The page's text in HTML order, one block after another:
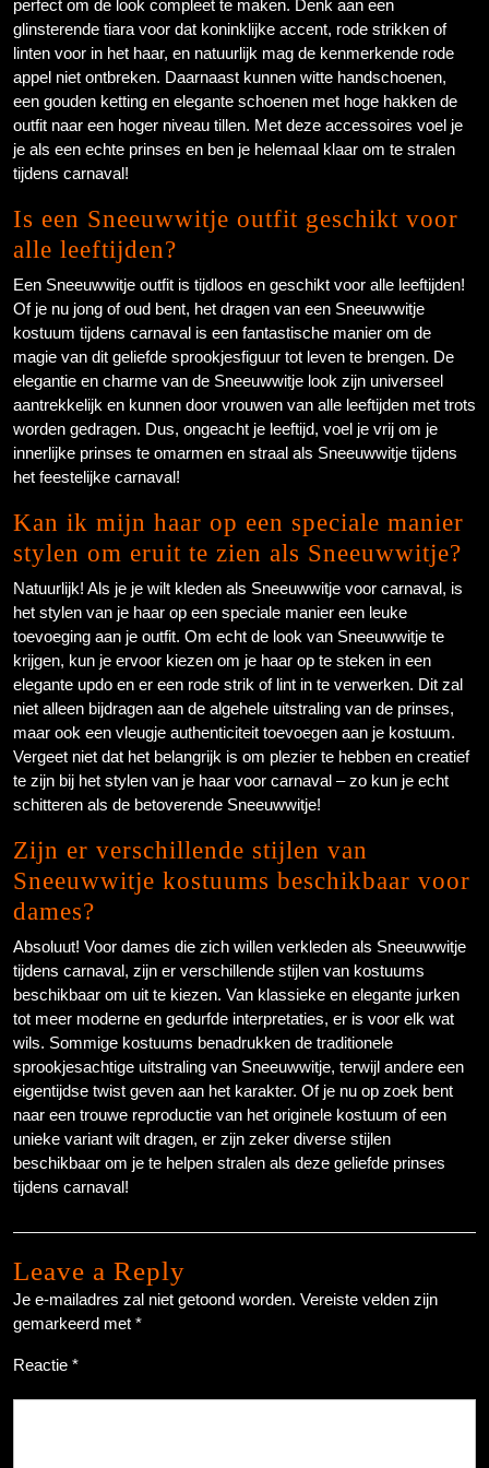
perfect om de look compleet te maken. Denk aan een
glinsterende tiara voor dat koninklijke accent, rode strikken of
linten voor in het haar, en natuurlijk mag de kenmerkende rode
appel niet ontbreken. Daarnaast kunnen witte handschoenen,
een gouden ketting en elegante schoenen met hoge hakken de
outfit naar een hoger niveau tillen. Met deze accessoires voel je
je als een echte prinses en ben je helemaal klaar om te stralen
tijdens carnaval!
Is een Sneeuwwitje outfit geschikt voor
alle leeftijden?
Een Sneeuwwitje outfit is tijdloos en geschikt voor alle leeftijden!
Of je nu jong of oud bent, het dragen van een Sneeuwwitje
kostuum tijdens carnaval is een fantastische manier om de
magie van dit geliefde sprookjesfiguur tot leven te brengen. De
elegantie en charme van de Sneeuwwitje look zijn universeel
aantrekkelijk en kunnen door vrouwen van alle leeftijden met trots
worden gedragen. Dus, ongeacht je leeftijd, voel je vrij om je
innerlijke prinses te omarmen en straal als Sneeuwwitje tijdens
het feestelijke carnaval!
Kan ik mijn haar op een speciale manier
stylen om eruit te zien als Sneeuwwitje?
Natuurlijk! Als je je wilt kleden als Sneeuwwitje voor carnaval, is
het stylen van je haar op een speciale manier een leuke
toevoeging aan je outfit. Om echt de look van Sneeuwwitje te
krijgen, kun je ervoor kiezen om je haar op te steken in een
elegante updo en er een rode strik of lint in te verwerken. Dit zal
niet alleen bijdragen aan de algehele uitstraling van de prinses,
maar ook een vleugje authenticiteit toevoegen aan je kostuum.
Vergeet niet dat het belangrijk is om plezier te hebben en creatief
te zijn bij het stylen van je haar voor carnaval – zo kun je echt
schitteren als de betoverende Sneeuwwitje!
Zijn er verschillende stijlen van
Sneeuwwitje kostuums beschikbaar voor
dames?
Absoluut! Voor dames die zich willen verkleden als Sneeuwwitje
tijdens carnaval, zijn er verschillende stijlen van kostuums
beschikbaar om uit te kiezen. Van klassieke en elegante jurken
tot meer moderne en gedurfde interpretaties, er is voor elk wat
wils. Sommige kostuums benadrukken de traditionele
sprookjesachtige uitstraling van Sneeuwwitje, terwijl andere een
eigentijdse twist geven aan het karakter. Of je nu op zoek bent
naar een trouwe reproductie van het originele kostuum of een
unieke variant wilt dragen, er zijn zeker diverse stijlen
beschikbaar om je te helpen stralen als deze geliefde prinses
tijdens carnaval!
Leave a Reply
Je e-mailadres zal niet getoond worden. Vereiste velden zijn
gemarkeerd met *
Reactie *